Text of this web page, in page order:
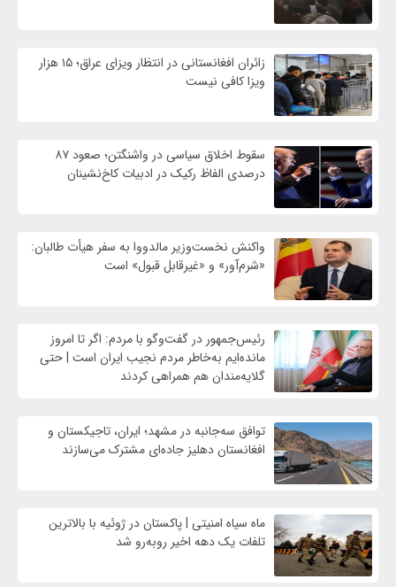
زائران افغانستانی در انتظار ویزای عراق؛ ۱۵ هزار
ویزا کافی نیست
سقوط اخلاق سیاسی در واشنگتن؛ صعود ۸۷
درصدی الفاظ رکیک در ادبیات کاخ‌نشینان
واکنش نخست‌وزیر مالدووا به سفر هیأت طالبان:
«شرم‌آور» و «غیرقابل قبول» است
رئیس‌جمهور در گفت‌وگو با مردم: اگر تا امروز
مانده‌ایم به‌خاطر مردم نجیب ایران است | حتی
گلایه‌مندان هم همراهی کردند
توافق سه‌جانبه در مشهد؛ ایران، تاجیکستان و
افغانستان دهلیز جاده‌ای مشترک می‌سازند
ماه سیاه امنیتی | پاکستان در ژوئیه با بالاترین
تلفات یک دهه اخیر روبه‌رو شد